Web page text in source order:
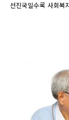
선진국일수록 사회복